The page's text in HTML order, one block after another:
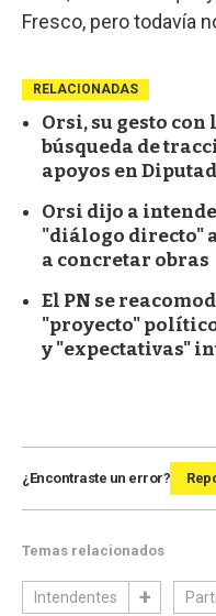
Fresco, pero todavía
RELACIONADAS
Orsi, su gesto
búsqueda de
apoyos en
Orsi dijo a
"diálogo directo"
a concretar obras
El PN se
"proyecto"
y "expectativas"
¿Encontraste un error?
Temas relacionados
Intendentes